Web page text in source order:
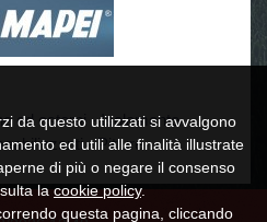
ed esterni - Isolamento
- Pitture
da questo utilizzati si avvalgono
ed utili alle finalità illustrate
di più o negare il consenso
la cookie policy.
questa pagina, cliccando